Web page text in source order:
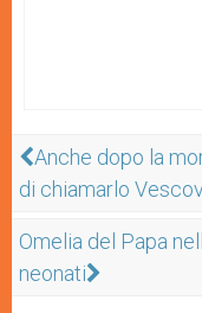
Anche dopo la
di chiamarlo
Omelia del Papa
neonati